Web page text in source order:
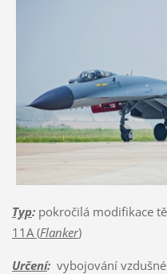
Typ:pokročilá modifikace
11A (Flanker)
Určení:vybojování